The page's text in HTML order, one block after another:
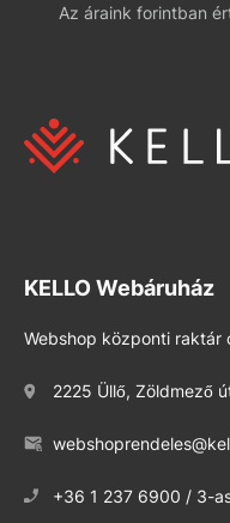
Az áraink forintban
KELLO Webáruház
Webshop központi raktár
2225 Üllő, Zöldmező
+36 1 237 6900 / 3-